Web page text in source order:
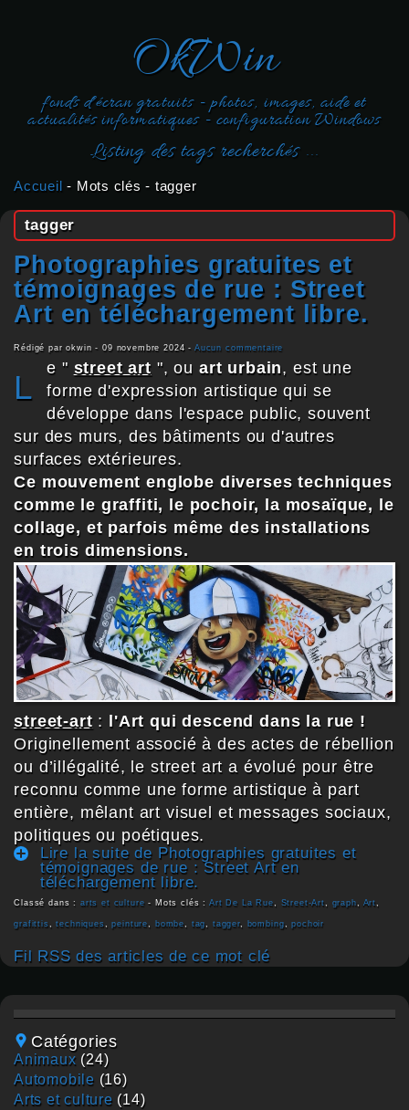
OkWin
fonds d'écran gratuits - photos, images, aide et
actualités informatiques - configuration Windows
Listing des tags recherchés ...
Accueil - Mots clés - tagger
tagger
Photographies gratuites et
témoignages de rue : Street
Art en téléchargement libre.
Rédigé par okwin -09 novembre 2024 - Aucun commentaire
L
e " street art ", ou art urbain, est une
forme d'expression artistique qui se
développe dans l'espace public, souvent
sur des murs, des bâtiments ou d'autres
surfaces extérieures.
Ce mouvement englobe diverses techniques
comme le graffiti, le pochoir, la mosaïque, le
collage, et parfois même des installations
en trois dimensions.
street-art : l'Art qui descend dans la rue !
Originellement associé à des actes de rébellion
ou d’illégalité, le street art a évolué pour être
reconnu comme une forme artistique à part
entière, mêlant art visuel et messages sociaux,
politiques ou poétiques.
Lire la suite de Photographies gratuites et
témoignages de rue : Street Art en
téléchargement libre.
Classé dans : arts et culture - Mots clés : Art De La Rue, Street-Art, graph, Art,
grafittis,techniques,peinture, bombe, tag, tagger, bombing,pochoir
Fil RSS des articles de ce mot clé
Catégories
animaux (24)
automobile (16)
arts et culture (14)